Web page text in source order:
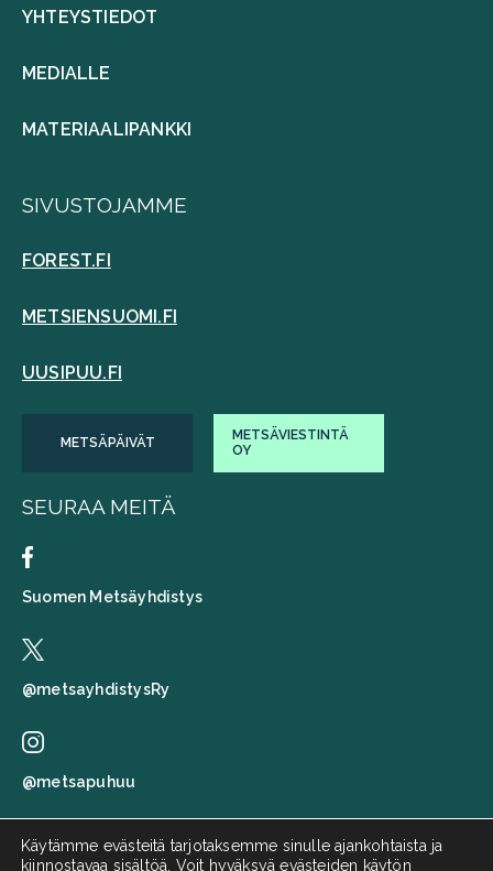
YHTEYSTIEDOT
MEDIALLE
MATERIAALIPANKKI
SIVUSTOJAMME
FOREST.FI
METSIENSUOMI.FI
UUSIPUU.FI
METSÄPÄIVÄT
METSÄVIESTINTÄ
OY
SEURAA MEITÄ
Suomen Metsäyhdistys
@metsayhdistysRy
@metsapuhuu
Käytämme evästeitä tarjotaksemme sinulle ajankohtaista ja
kiinnostavaa sisältöä. Voit hyväksyä evästeiden käytön